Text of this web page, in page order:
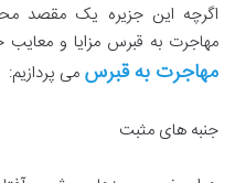
اگرچه این جزیره یک مقصد
مهاجرت به قبرس مزایا و معایب
مهاجرت به قبرس می پردازیم:
جنبه های مثبت